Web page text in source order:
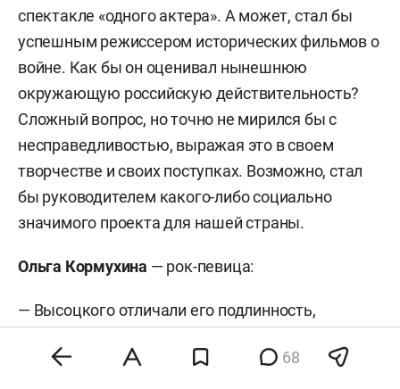
спектакле «одного актера». А может, стал бы
успешным режиссером исторических фильмов о
войне. Как бы он оценивал нынешнюю
окружающую российскую действительность?
Сложный вопрос, но точно не мирился бы с
несправедливостью, выражая это в своем
творчестве и своих поступках. Возможно, стал
бы руководителем какого-либо социально
значимого проекта для нашей страны.
Ольга Кормухина — рок-певица:
— Высоцкого отличали его подлинность,
внутренняя пробивная сила, мощь, 68